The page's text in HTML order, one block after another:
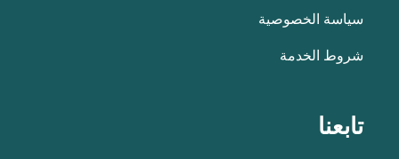
سياسة الخصوصية
شروط الخدمة
تابعنا